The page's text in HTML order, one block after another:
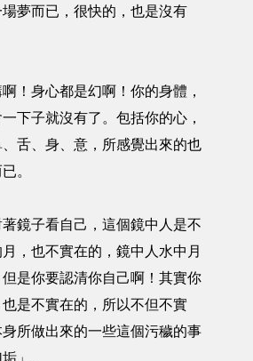
夢而已，很快的，也是沒有
身心都是幻啊！你的身體，
下子就沒有了。包括你的心，
舌、身、意，所感覺出來的也
。
子看自己，這個鏡中人是不
，也不實在的，鏡中人水中月
是你要認清你自己啊！其實你
是不實在的，所以不但不實
所做出來的一些這個污穢的事
」。